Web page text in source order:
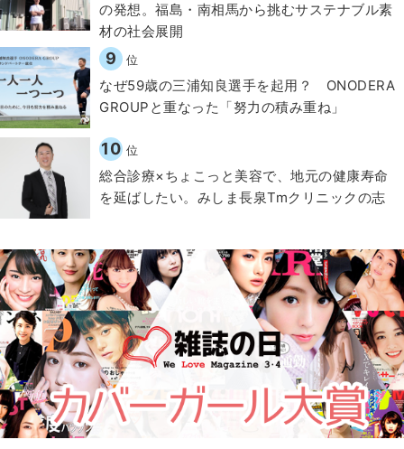
の発想。福島・南相馬から挑むサステナブル素
材の社会展開​
9 位
なぜ59歳の三浦知良選手を起用？ ONODERA
GROUPと重なった「努力の積み重ね」
10 位
総合診療×ちょこっと美容で、地元の健康寿命
を延ばしたい。みしま長泉Tmクリニックの志